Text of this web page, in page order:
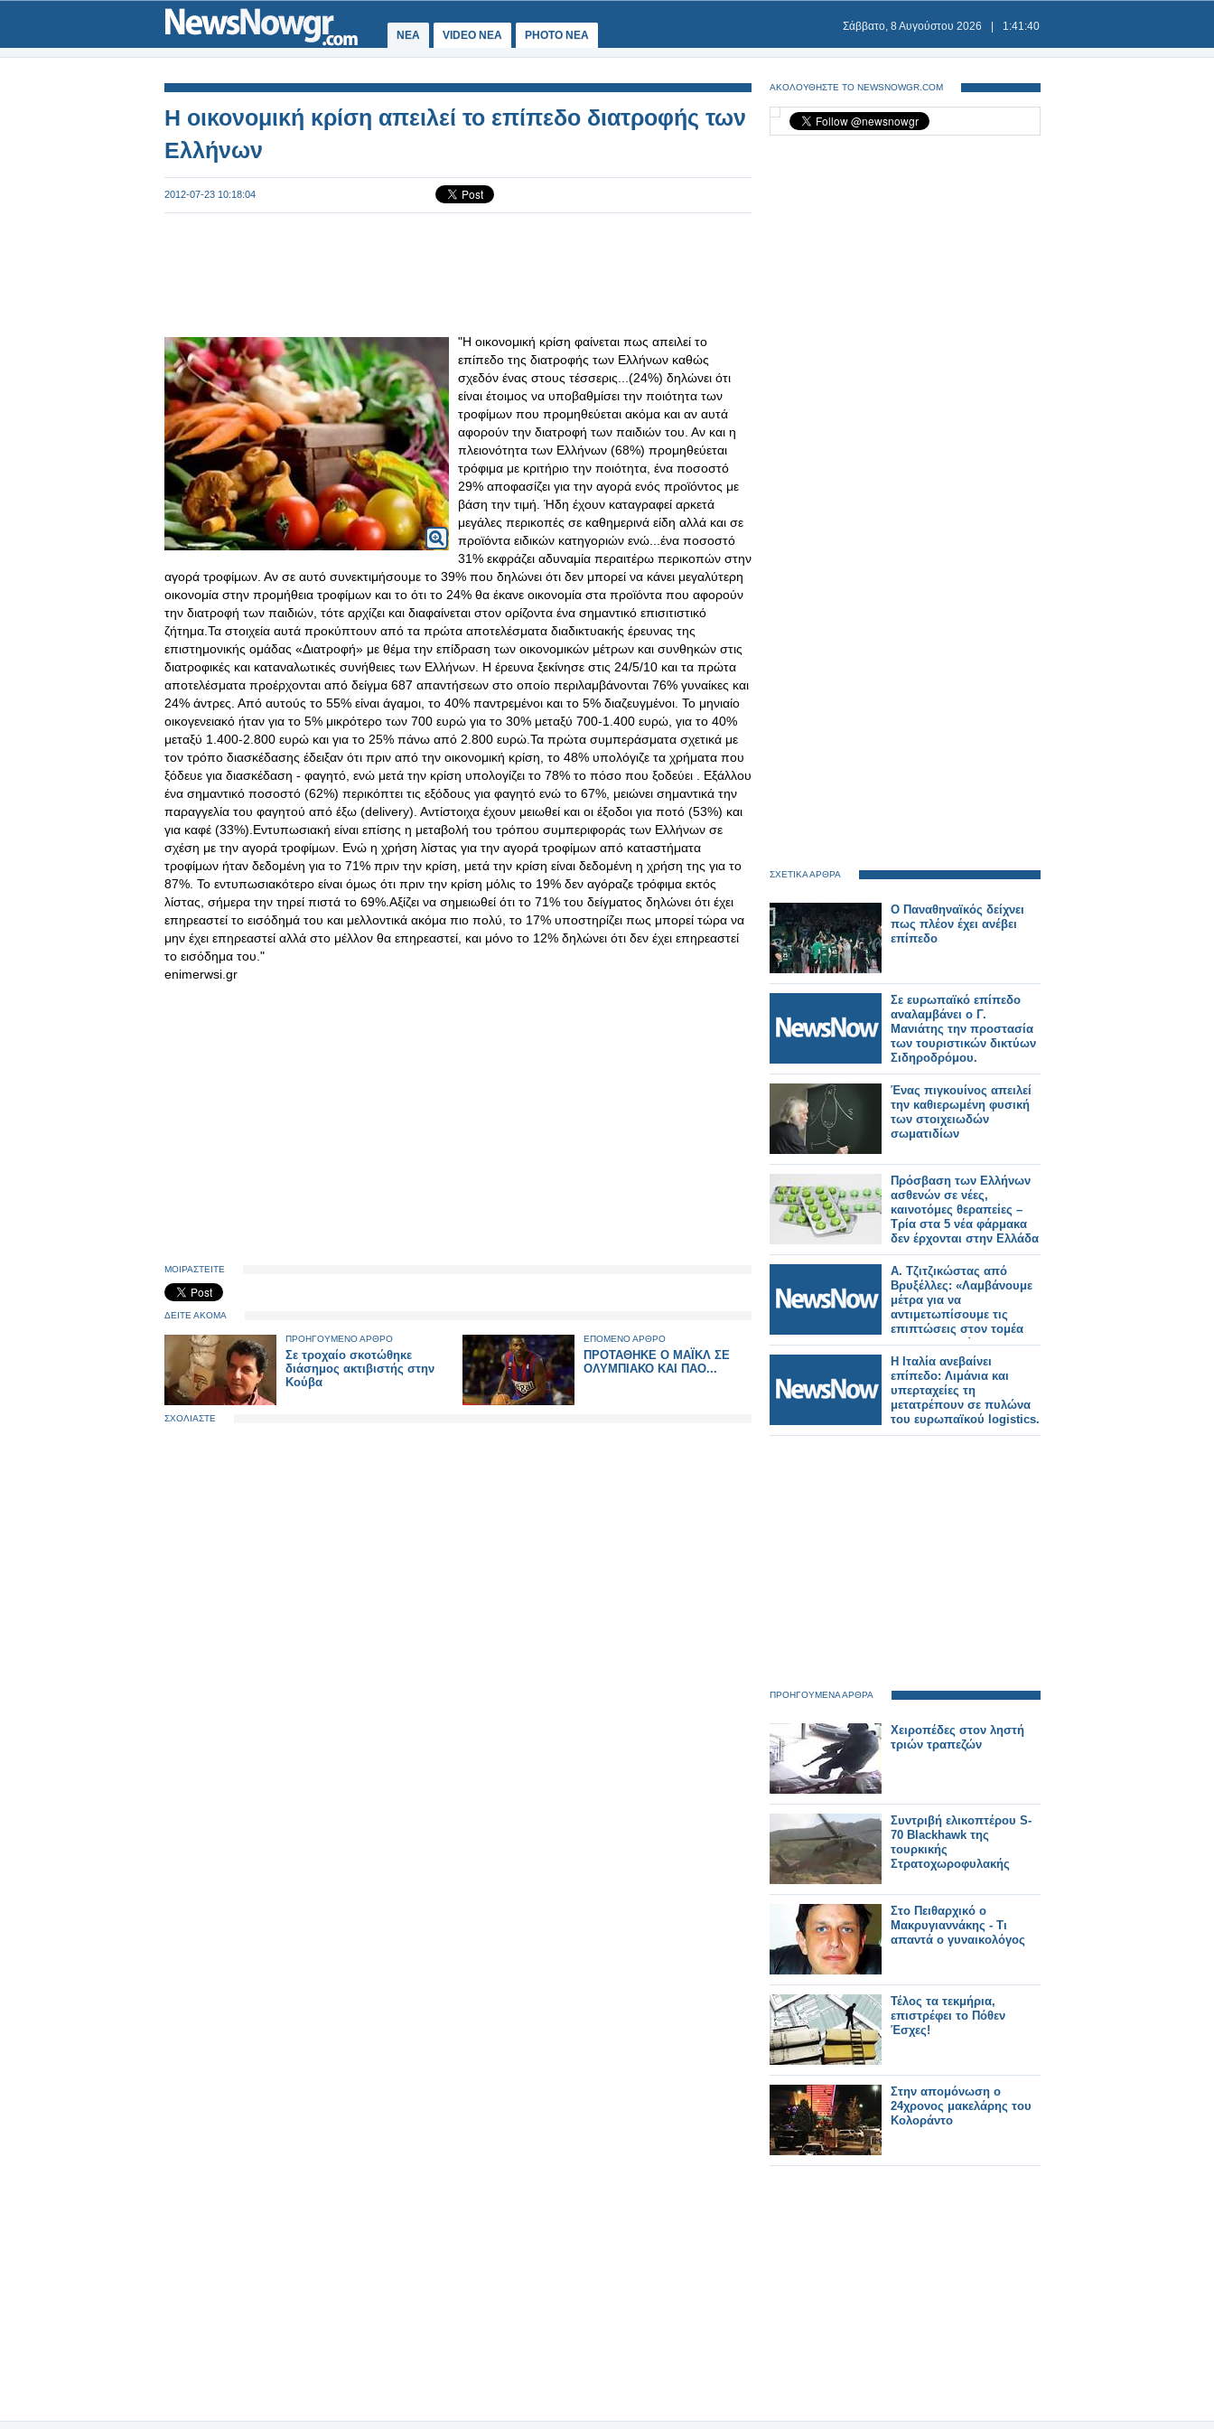
ΝΕΑ VIDEO NEA PHOTO NEA
Σάββατο, 8 Αυγούστου 2026 1:41:40
Η οικονομική κρίση απειλεί το επίπεδο διατροφής των
Ελλήνων
2012-07-23 10:18:04
"Η οικονομική κρίση φαίνεται πως απειλεί το
επίπεδο της διατροφής των Ελλήνων καθώς
σχεδόν ένας στους τέσσερις...(24%) δηλώνει ότι
είναι έτοιμος να υποβαθμίσει την ποιότητα των
τροφίμων που προμηθεύεται ακόμα και αν αυτά
αφορούν την διατροφή των παιδιών του. Αν και η
πλειονότητα των Ελλήνων (68%) προμηθεύεται
τρόφιμα με κριτήριο την ποιότητα, ένα ποσοστό
29% αποφασίζει για την αγορά ενός προϊόντος με
βάση την τιμή. Ήδη έχουν καταγραφεί αρκετά
μεγάλες περικοπές σε καθημερινά είδη αλλά και σε
προϊόντα ειδικών κατηγοριών ενώ...ένα ποσοστό
31% εκφράζει αδυναμία περαιτέρω περικοπών στην
αγορά τροφίμων. Αν σε αυτό συνεκτιμήσουμε το 39% που δηλώνει ότι δεν μπορεί να κάνει μεγαλύτερη
οικονομία στην προμήθεια τροφίμων και το ότι το 24% θα έκανε οικονομία στα προϊόντα που αφορούν
την διατροφή των παιδιών, τότε αρχίζει και διαφαίνεται στον ορίζοντα ένα σημαντικό επισιτιστικό
ζήτημα.Τα στοιχεία αυτά προκύπτουν από τα πρώτα αποτελέσματα διαδικτυακής έρευνας της
επιστημονικής ομάδας «Διατροφή» με θέμα την επίδραση των οικονομικών μέτρων και συνθηκών στις
διατροφικές και καταναλωτικές συνήθειες των Ελλήνων . Η έρευνα ξεκίνησε στις 24/5/10 και τα πρώτα
αποτελέσματα προέρχονται από δείγμα 687 απαντήσεων στο οποίο περιλαμβάνονται 76% γυναίκες και
24% άντρες. Από αυτούς το 55% είναι άγαμοι, το 40% παντρεμένοι και το 5% διαζευγμένοι. Το μηνιαίο
οικογενειακό ήταν για το 5% μικρότερο των 700 ευρώ για το 30% μεταξύ 700-1.400 ευρώ, για το 40%
μεταξύ 1.400-2.800 ευρώ και για το 25% πάνω από 2.800 ευρώ.Τα πρώτα συμπεράσματα σχετικά με
τον τρόπο διασκέδασης έδειξαν ότι πριν από την οικονομική κρίση, το 48% υπολόγιζε τα χρήματα που
ξόδευε για διασκέδαση - φαγητό, ενώ μετά την κρίση υπολογίζει το 78% το πόσο που ξοδεύει . Εξάλλου
ένα σημαντικό ποσοστό (62%) περικόπτει τις εξόδους για φαγητό ενώ το 67%, μειώνει σημαντικά την
παραγγελία του φαγητού από έξω (delivery). Αντίστοιχα έχουν μειωθεί και οι έξοδοι για ποτό (53%) και
για καφέ (33%).Εντυπωσιακή είναι επίσης η μεταβολή του τρόπου συμπεριφοράς των Ελλήνων σε
σχέση με την αγορά τροφίμων. Ενώ η χρήση λίστας για την αγορά τροφίμων από καταστήματα
τροφίμων ήταν δεδομένη για το 71% πριν την κρίση, μετά την κρίση είναι δεδομένη η χρήση της για το
87%. Το εντυπωσιακότερο είναι όμως ότι πριν την κρίση μόλις το 19% δεν αγόραζε τρόφιμα εκτός
λίστας, σήμερα την τηρεί πιστά το 69%.Αξίζει να σημειωθεί ότι το 71% του δείγματος δηλώνει ότι έχει
επηρεαστεί το εισόδημά του και μελλοντικά ακόμα πιο πολύ, το 17% υποστηρίζει πως μπορεί τώρα να
μην έχει επηρεαστεί αλλά στο μέλλον θα επηρεαστεί, και μόνο το 12% δηλώνει ότι δεν έχει επηρεαστεί
το εισόδημα του."
enimerwsi.gr
ΜΟΙΡΑΣΤΕΙΤΕ
ΔΕΙΤΕ ΑΚΟΜΑ
ΠΡΟΗΓΟΥΜΕΝΟ ΑΡΘΡΟ
Σε τροχαίο σκοτώθηκε
διάσημος ακτιβιστής στην
Κούβα
ΕΠΟΜΕΝΟ ΑΡΘΡΟ
ΠΡΟΤΑΘΗΚΕ Ο ΜΑΪΚΛ ΣΕ
ΟΛΥΜΠΙΑΚΟ ΚΑΙ ΠΑΟ...
ΣΧΟΛΙΑΣΤΕ
ΑΚΟΛΟΥΘΗΣΤΕ ΤΟ NEWSNOWGR.COM
ΣΧΕΤΙΚΑ ΑΡΘΡΑ
Ο Παναθηναϊκός δείχνει
πως πλέον έχει ανέβει
επίπεδο
Σε ευρωπαϊκό επίπεδο
αναλαμβάνει ο Γ.
Μανιάτης την προστασία
των τουριστικών δικτύων
Σιδηροδρόμου.
Ένας πιγκουίνος απειλεί
την καθιερωμένη φυσική
των στοιχειωδών
σωματιδίων
Πρόσβαση των Ελλήνων
ασθενών σε νέες,
καινοτόμες θεραπείες –
Τρία στα 5 νέα φάρμακα
δεν έρχονται στην Ελλάδα
Α. Τζιτζικώστας από
Βρυξέλλες: «Λαμβάνουμε
μέτρα για να
αντιμετωπίσουμε τις
επιπτώσεις στον τομέα
των μεταφορών και τα
καύσιμα από την κρίση
στη Μέση Ανατολή»
Η Ιταλία ανεβαίνει
επίπεδο: Λιμάνια και
υπερταχείες τη
μετατρέπουν σε πυλώνα
του ευρωπαϊκού logistics.
ΠΡΟΗΓΟΥΜΕΝΑ ΑΡΘΡΑ
Χειροπέδες στον ληστή
τριών τραπεζών
Συντριβή ελικοπτέρου S-
70 Blackhawk της
τουρκικής
Στρατοχωροφυλακής
Στο Πειθαρχικό ο
Μακρυγιαννάκης - Τι
απαντά ο γυναικολόγος
Τέλος τα τεκμήρια,
επιστρέφει το Πόθεν
Έσχες!
Στην απομόνωση ο
24χρονος μακελάρης του
Κολοράντο